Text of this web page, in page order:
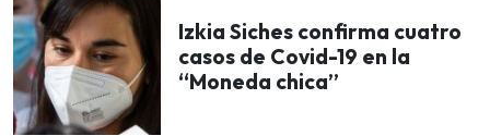
Izkia Siches confirma cuatro
casos de Covid-19 en la
“Moneda chica”